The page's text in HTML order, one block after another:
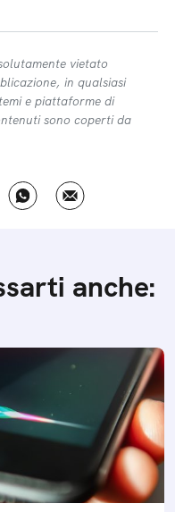
vietato
in qualsiasi
e piattaforme di
sono coperti da
anche: